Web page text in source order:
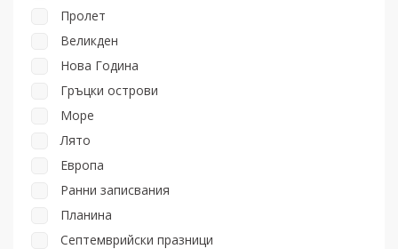
Пролет
Великден
Нова Година
Гръцки острови
Море
Лято
Европа
Ранни записвания
Планина
Септемврийски празници